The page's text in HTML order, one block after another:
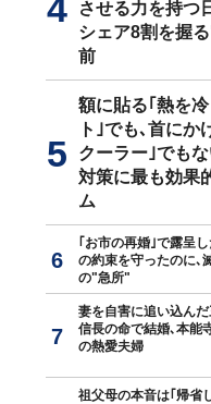
させる力を持つ
シェア8割を握
前
額に貼る｢熱を
ト｣でも､首にか
クーラー｣でも
対策に最も効果
ム
｢お市の再婚｣で露呈
の約束を守ったのに､
の"急所"
妻を自害に追い込ん
信長の命で結婚､本能
の熱愛夫婦
祖父母の本音は｢帰省